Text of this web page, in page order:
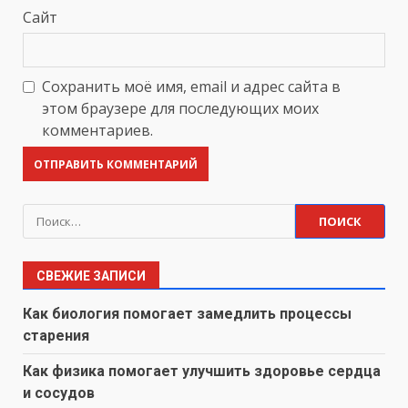
Сайт
Сохранить моё имя, email и адрес сайта в
этом браузере для последующих моих
комментариев.
Найти:
СВЕЖИЕ ЗАПИСИ
Как биология помогает замедлить процессы
старения
Как физика помогает улучшить здоровье сердца
и сосудов